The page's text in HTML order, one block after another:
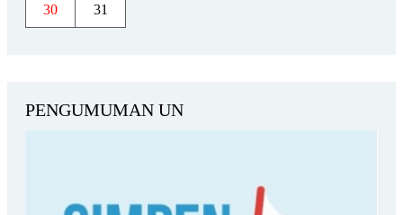
30 31
PENGUMUMAN UN